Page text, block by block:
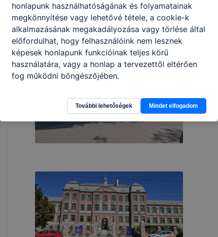
honlapunk használhatóságának és folyamatainak
megkönnyítése vagy lehetővé tétele, a cookie-k
alkalmazásának megakadályozása vagy törlése által
előfordulhat, hogy felhasználóink nem lesznek
képesek honlapunk funkcióinak teljes körű
használatára, vagy a honlap a tervezettől eltérően
fog működni böngészőjében.
További lehetőségek Mindet elfogadom